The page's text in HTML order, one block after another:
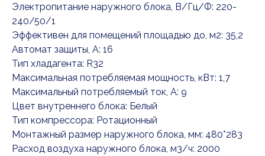
Электропитание наружного блока, В/Гц/Ф: 220-
240/50/1
Эффективен для помещений площадью до, м2: 35,2
Автомат защиты, А: 16
Тип хладагента: R32
Максимальная потребляемая мощность, кВт: 1,7
Максимальный потребляемый ток, А: 9
Цвет внутреннего блока: Белый
Тип компрессора: Ротационный
Монтажный размер наружного блока, мм: 480*283
Расход воздуха наружного блока, м3/ч: 2000